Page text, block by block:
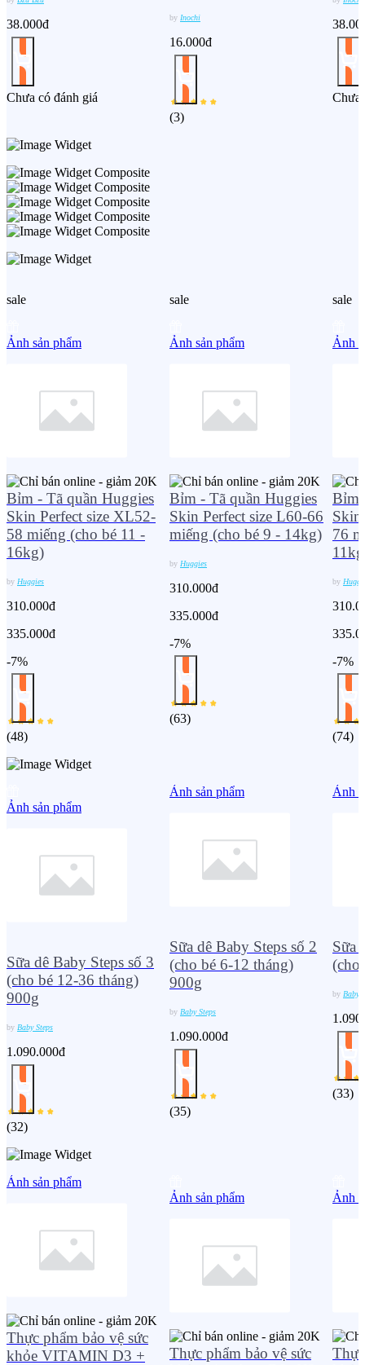
38.000đ
Chưa có đánh giá
by Inochi
16.000đ
(3)
Chưa
sale
Ảnh sản phẩm
Bỉm - Tã quần Huggies
Skin Perfect size XL52-
58 miếng (cho bé 11 -
16kg)
by Huggies
310.000đ
335.000đ
-7%
(48)
sale
Ảnh sản phẩm
Bỉm - Tã quần Huggies
Skin Perfect size L60-66
miếng (cho bé 9 - 14kg)
by Huggies
310.000đ
335.000đ
-7%
(63)
sale
Ảnh
Bỉm
Skin
76
by
-7%
(74)
Ảnh sản phẩm
Sữa dê Baby Steps số 3
(cho bé 12-36 tháng)
900g
by Baby Steps
1.090.000đ
(32)
Ảnh sản phẩm
Sữa dê Baby Steps số 2
(cho bé 6-12 tháng)
900g
by Baby Steps
1.090.000đ
(35)
Ảnh
Sữa
(cho
by Baby
(33)
Ảnh sản phẩm
Thực phẩm bảo vệ sức
khỏe VITAMIN D3 +
Ảnh sản phẩm
Thực phẩm bảo vệ sức
Ảnh